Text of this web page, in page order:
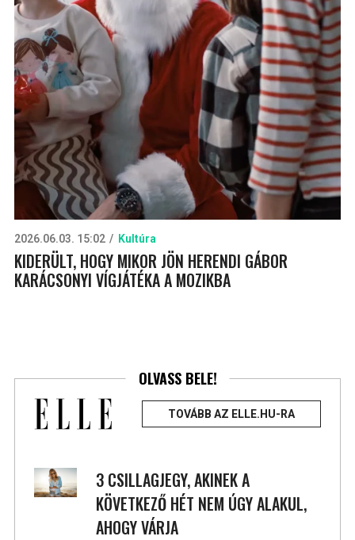
2026.06.03. 15:02 Kultúra
KIDERÜLT, HOGY MIKOR JÖN HERENDI GÁBOR
KARÁCSONYI VÍGJÁTÉKA A MOZIKBA
OLVASS BELE!
TOVÁBB AZ ELLE.HU-RA
3 CSILLAGJEGY, AKINEK A
KÖVETKEZŐ HÉT NEM ÚGY ALAKUL,
AHOGY VÁRJA